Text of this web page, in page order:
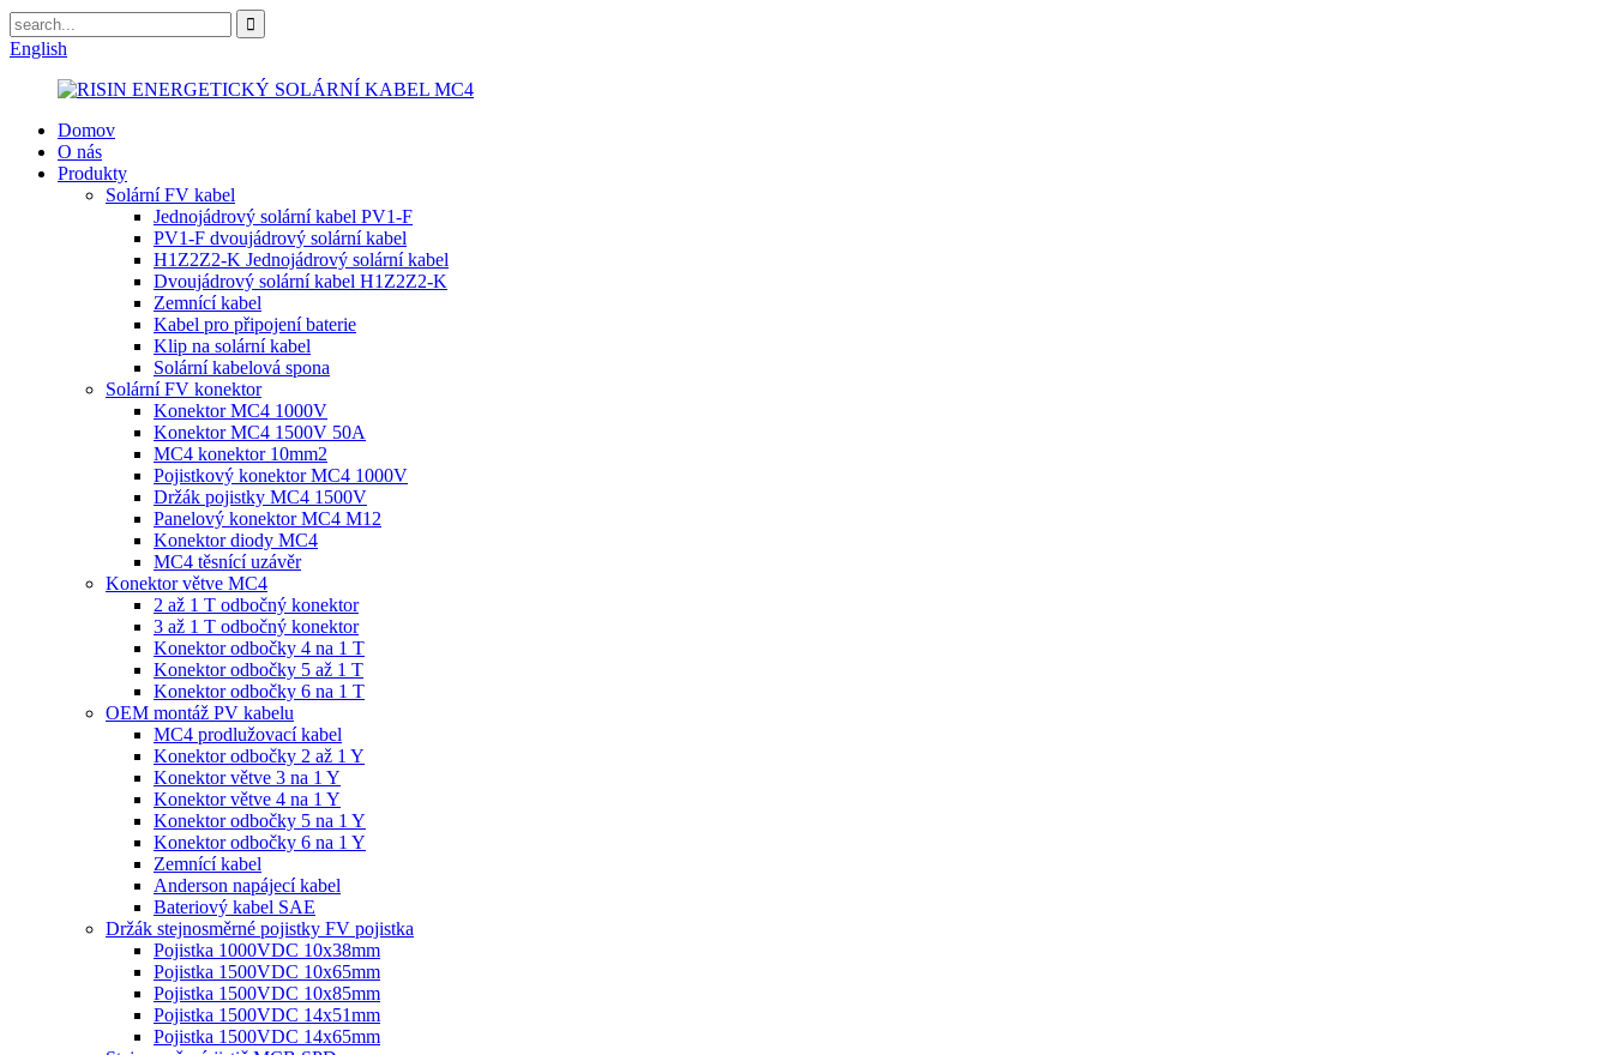
English
Domov
O nás
Produkty
Solární FV kabel
Jednojádrový solární kabel PV1-F
PV1-F dvoujádrový solární kabel
H1Z2Z2-K Jednojádrový solární kabel
Dvoujádrový solární kabel H1Z2Z2-K
Zemnící kabel
Kabel pro připojení baterie
Klip na solární kabel
Solární kabelová spona
Solární FV konektor
Konektor MC4 1000V
Konektor MC4 1500V 50A
MC4 konektor 10mm2
Pojistkový konektor MC4 1000V
Držák pojistky MC4 1500V
Panelový konektor MC4 M12
Konektor diody MC4
MC4 těsnící uzávěr
Konektor větve MC4
2 až 1 T odbočný konektor
3 až 1 T odbočný konektor
Konektor odbočky 4 na 1 T
Konektor odbočky 5 až 1 T
Konektor odbočky 6 na 1 T
OEM montáž PV kabelu
MC4 prodlužovací kabel
Konektor odbočky 2 až 1 Y
Konektor větve 3 na 1 Y
Konektor větve 4 na 1 Y
Konektor odbočky 5 na 1 Y
Konektor odbočky 6 na 1 Y
Zemnící kabel
Anderson napájecí kabel
Bateriový kabel SAE
Držák stejnosměrné pojistky FV pojistka
Pojistka 1000VDC 10x38mm
Pojistka 1500VDC 10x65mm
Pojistka 1500VDC 10x85mm
Pojistka 1500VDC 14x51mm
Pojistka 1500VDC 14x65mm